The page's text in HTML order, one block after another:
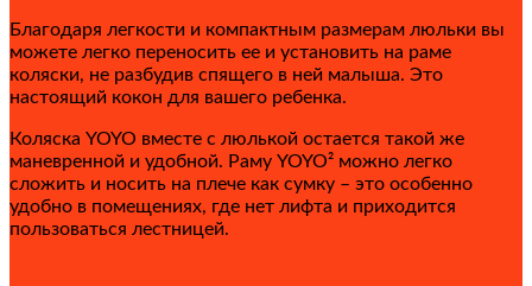
Благодаря легкости и компактным размерам люльки вы
можете легко переносить ее и установить на раме
коляски, не разбудив спящего в ней малыша. Это
настоящий кокон для вашего ребенка.
Коляска YOYO вместе с люлькой остается такой же
маневренной и удобной. Раму YOYO² можно легко
сложить и носить на плече как сумку – это особенно
удобно в помещениях, где нет лифта и приходится
пользоваться лестницей.